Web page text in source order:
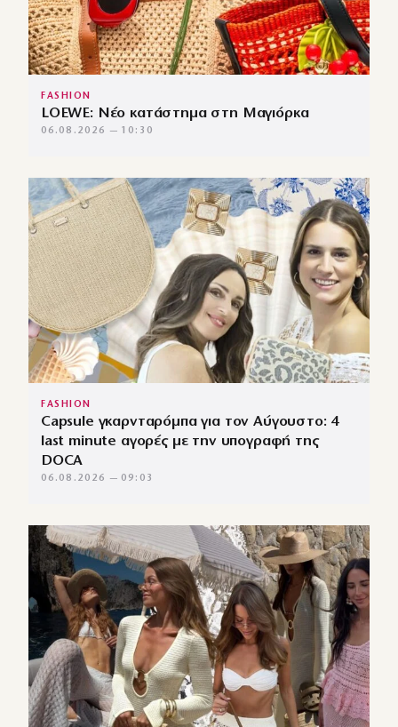
FASHION
LOEWE: Νέο κατάστημα στη Μαγιόρκα
06.08.2026 — 10:30
FASHION
Capsule γκαρνταρόμπα για τον Αύγουστο: 4
last minute αγορές με την υπογραφή της
DOCA
06.08.2026 — 09:03